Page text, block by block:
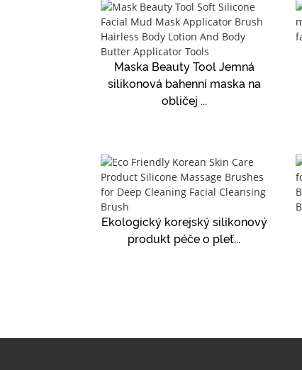
Maska Beauty Tool Jemná
silikonová bahenní maska ​​na
obličej ...
Ekologický korejský silikonový
produkt péče o pleť...